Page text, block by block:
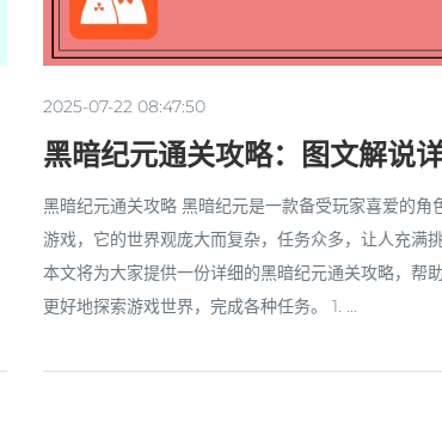
2025-07-22 08:47:50
黑暗纪元通关攻略：图文解说
黑暗纪元通关攻略 黑暗纪元是一款备受玩家喜爱的角
游戏，它的世界观庞大而复杂，任务众多，让人充满挑
本文将为大家提供一份详细的黑暗纪元通关攻略，帮
更好地探索游戏世界，完成各种任务。 1. ...